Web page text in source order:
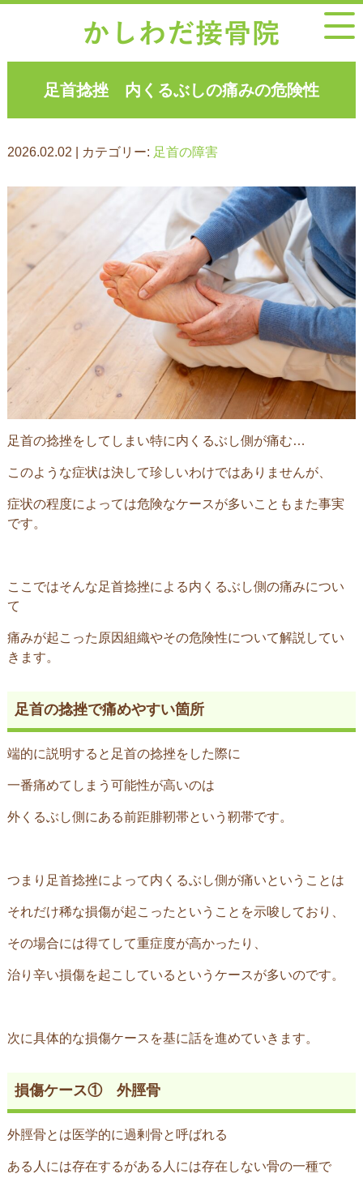
足首捻挫 内くるぶしの痛みの危険性
2026.02.02 | カテゴリー: 足首の障害
足首の捻挫をしてしまい特に内くるぶし側が痛む…
このような症状は決して珍しいわけではありませんが、
症状の程度によっては危険なケースが多いこともまた事実
です。
ここではそんな足首捻挫による内くるぶし側の痛みについ
て
痛みが起こった原因組織やその危険性について解説してい
きます。
足首の捻挫で痛めやすい箇所
端的に説明すると足首の捻挫をした際に
一番痛めてしまう可能性が高いのは
外くるぶし側にある前距腓靭帯という靭帯です。
つまり足首捻挫によって内くるぶし側が痛いということは
それだけ稀な損傷が起こったということを示唆しており、
その場合には得てして重症度が高かったり、
治り辛い損傷を起こしているというケースが多いのです。
次に具体的な損傷ケースを基に話を進めていきます。
損傷ケース① 外脛骨
外脛骨とは医学的に過剰骨と呼ばれる
ある人には存在するがある人には存在しない骨の一種で